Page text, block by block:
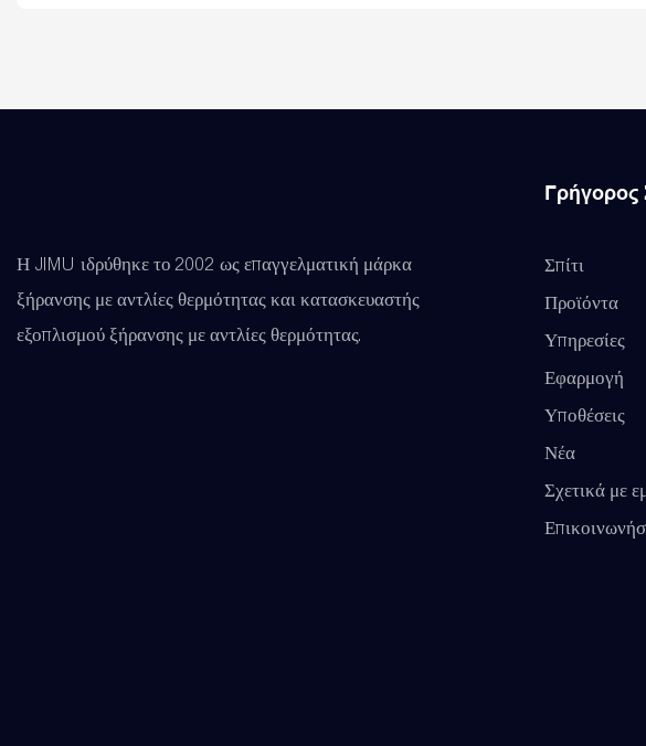
Η JIMU ιδρύθηκε το 2002 ως επαγγελματική μάρκα
ξήρανσης με αντλίες θερμότητας και κατασκευαστής
εξοπλισμού ξήρανσης με αντλίες θερμότητας.
Γρήγορος
Σπίτι
Προϊόντα
Υπηρεσίες
Εφαρμογή
Υποθέσεις
Νέα
Σχετικά με